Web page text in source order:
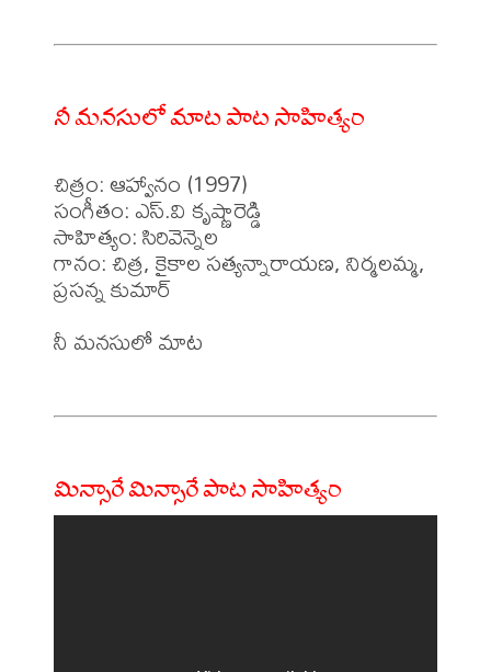
నీ మనసులో మాట పాట సాహిత్యం
చిత్రం: ఆహ్వానం (1997)
సంగీతం: ఎస్.వి కృష్ణారెడ్డి
సాహిత్యం: సిరివెన్నెల
గానం: చిత్ర, కైకాల సత్యన్నారాయణ, నిర్మలమ్మ,
ప్రసన్న కుమార్
నీ మనసులో మాట
మిన్సారే మిన్సారే పాట సాహిత్యం